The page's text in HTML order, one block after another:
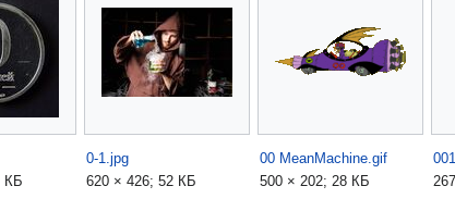
КБ
0-1.jpg
620 × 426; 52 КБ
00 MeanMachine.gif
500 × 202; 28 КБ